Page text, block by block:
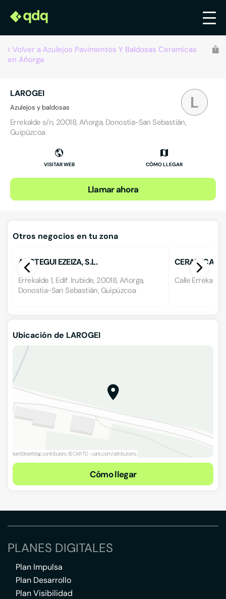
Volver a Azulejos Pavimentos Y Baldosas Ceramicas
en Añorga
L
LAROGEI
Azulejos y baldosas
Errekalde s/n, 20018, Añorga, Donostia-San Sebastián,
Guipúzcoa
VISITAR WEB CÓMO LLEGAR
Llamar ahora
Otros negocios en tu zona
ARISTEGUI EZEIZA, S.L.
Errekalde 1, Edif. Irubide, 20018, Añorga,
Donostia-San Sebastián, Guipúzcoa
CERAMICAS
Calle Errekalde
Ubicación de LAROGEI
Cómo llegar
PLANES DIGITALES
Plan Impulsa
Plan Desarrollo
Plan Visibilidad